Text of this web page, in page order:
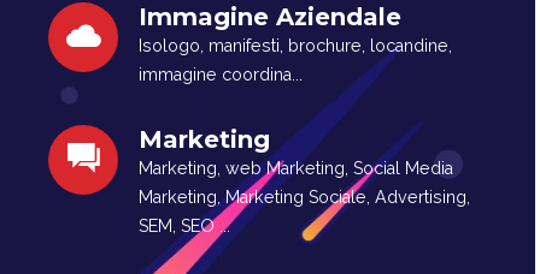
Immagine Aziendale
Isologo, manifesti, brochure, locandine,
immagine coordina...
Marketing
Marketing, web Marketing, Social Media
Marketing, Marketing Sociale, Advertising,
SEM, SEO ...